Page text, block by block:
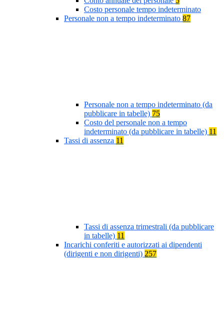
Costo personale tempo indeterminato
Personale non a tempo indeterminato 87
Personale non a tempo indeterminato (da
pubblicare in tabelle) 75
Costo del personale non a tempo
indeterminato (da pubblicare in tabelle) 11
Tassi di assenza 11
Tassi di assenza trimestrali (da pubblicare
in tabelle) 11
Incarichi conferiti e autorizzati ai dipendenti
(dirigenti e non dirigenti) 257